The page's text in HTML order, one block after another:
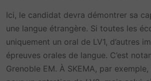
Ici, le candidat devra démontrer sa
une langue étrangère. Si toutes les
uniquement un oral de LV1, d’autres
épreuves orales de langue. C’est
Grenoble EM. À SKEMA, par